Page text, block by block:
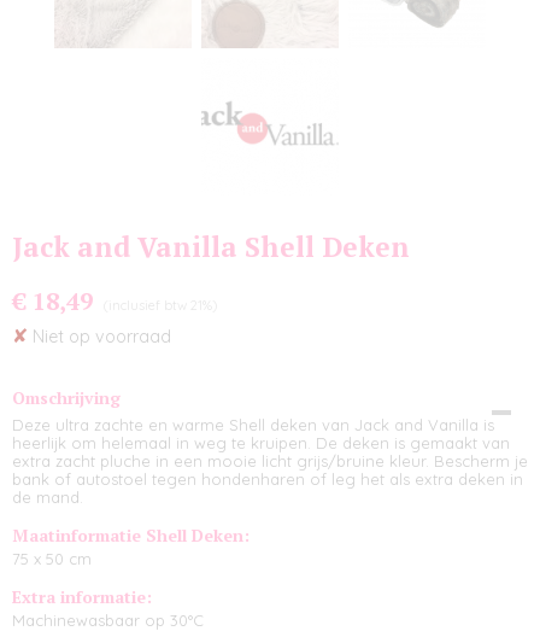
Jack and Vanilla Shell Deken
€ 18,49 (inclusief btw 21%)
✘ Niet op voorraad
Omschrijving
Deze ultra zachte en warme Shell deken van Jack and Vanilla is
heerlijk om helemaal in weg te kruipen. De deken is gemaakt van
extra zacht pluche in een mooie licht grijs/bruine kleur. Bescherm je
bank of autostoel tegen hondenharen of leg het als extra deken in
de mand.
Maatinformatie Shell Deken:
75 x 50 cm
Extra informatie:
Machinewasbaar op 30°C